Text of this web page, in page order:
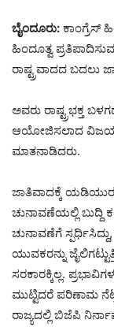
ಬೈಂದೂರು: ಕಾಂಗ್ರೆಸ್
ಹಿಂದೂತ್ವ
ರಾಷ್ಟ್ರವಾದದ ಬದಲು
ಅವರು ರಾಷ್ಟ್ರಭಕ್ತ
ಆಯೋಜಿಸಲಾದ ವಿಜಯ
ಮಾತನಾಡಿದರು.
ಜಾತಿವಾದಕ್ಕೆ
ಚುನಾವಣೆಯಲ್ಲಿ ಬುದ್ದಿ
ಚುನಾವಣೆಗೆ
ಯುವಕರನ್ನು
ಸರಕಾರಕ್ಕಿಲ್ಲ.
ಮುಟ್ಟಿದರೆ ಪರಿಣಾಮ
ರಾಜ್ಯದಲ್ಲಿ ಬಿಜೆಪಿ